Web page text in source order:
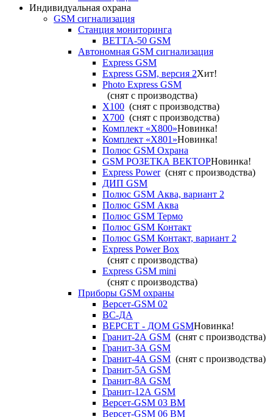
Индивидуальная охрана
GSM сигнализация
Станция мониторинга
ВЕТТА-50 GSM
Автономная GSM сигнализация
Express GSM
Express GSM, версия 2Хит!
Photo Express GSM
(снят с производства)
X100 (снят с производства)
X700 (снят с производства)
Комплект «X800»Новинка!
Комплект «X801»Новинка!
Полюс GSM Охрана
GSM РОЗЕТКА ВЕКТОРНовинка!
Express Power(снят с производства)
ДИП GSM
Полюс GSM Аква, вариант 2
Полюс GSM Аква
Полюс GSM Термо
Полюс GSM Контакт
Полюс GSM Контакт, вариант 2
Express Power Box
(снят с производства)
Express GSM mini
(снят с производства)
Приборы GSM охраны
Версет-GSM 02
ВС-ДА
ВЕРСЕТ - ДОМ GSMНовинка!
Гранит-2А GSM (снят с производства)
Гранит-3А GSM
Гранит-4А GSM (снят с производства)
Гранит-5А GSM
Гранит-8А GSM
Гранит-12А GSM
Версет-GSM 03 ВМ
Версет-GSM 06 ВМ